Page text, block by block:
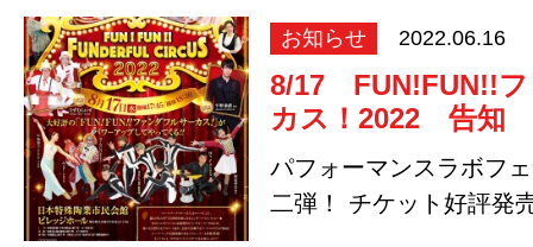
お知らせ 2022.06.16
8/17 FUN!FUN!!フ
カス！2022 告知
パフォーマンスラボフ
二弾！ チケット好評